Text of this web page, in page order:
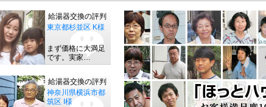
給湯器交換の評判
東京都杉並区 K様
まず価格に大満足
です。実家…
給湯器交換の評判
神奈川県横浜市都
筑区 I様